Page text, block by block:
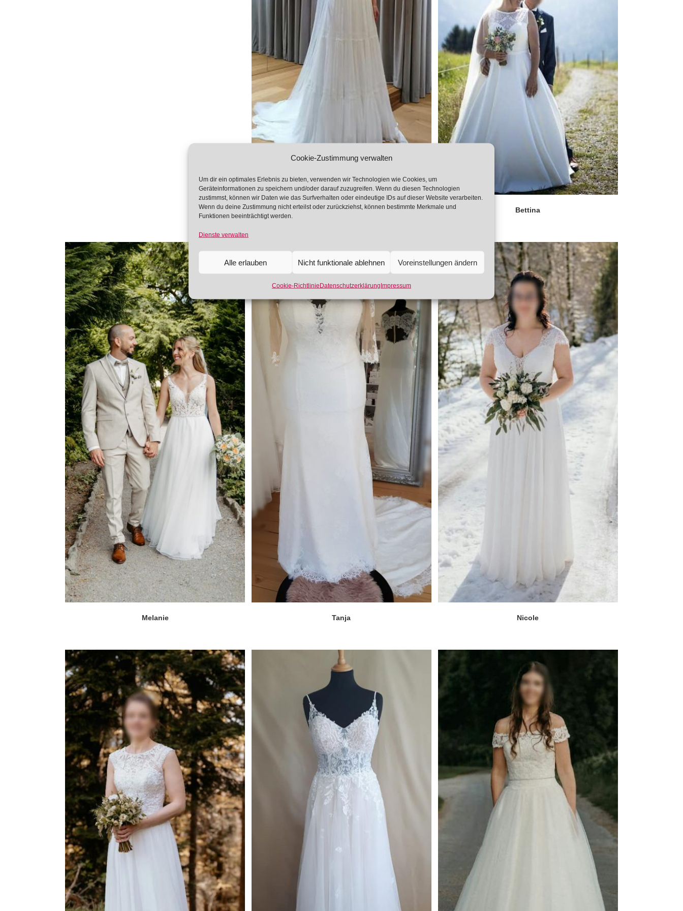
Cookie-Zustimmung verwalten
Um dir ein optimales Erlebnis zu bieten, verwenden wir Technologien wie Cookies, um
Geräteinformationen zu speichern und/oder darauf zuzugreifen. Wenn du diesen Technologien
zustimmst, können wir Daten wie das Surfverhalten oder eindeutige IDs auf dieser Website verarbeiten.
Wenn du deine Zustimmung nicht erteilst oder zurückziehst, können bestimmte Merkmale und
Funktionen beeinträchtigt werden.
Dienste verwalten
Alle erlauben Nicht funktionale ablehnen Voreinstellungen ändern
Cookie-RichtlinieDatenschutzerklärungImpressum
Christa
Bettina
Melanie Tanja Nicole